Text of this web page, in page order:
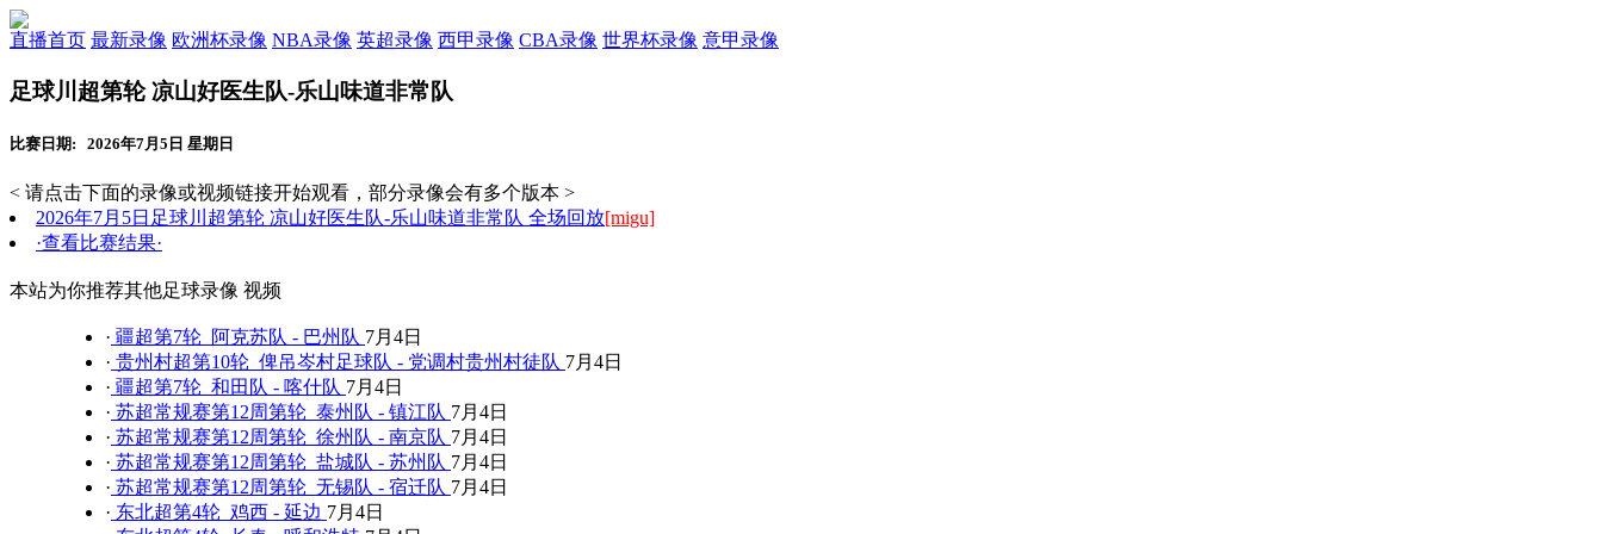
直播首页 最新录像 欧洲杯录像 NBA录像 英超录像 西甲录像 CBA录像 世界杯录像 意甲录像
足球川超第轮 凉山好医生队-乐山味道非常队
比赛日期: 2026年7月5日 星期日
< 请点击下面的录像或视频链接开始观看，部分录像会有多个版本 >
2026年7月5日足球川超第轮 凉山好医生队-乐山味道非常队 全场回放[migu]
·查看比赛结果·
本站为你推荐其他足球录像 视频
· 疆超第7轮 阿克苏队 - 巴州队 7月4日
· 贵州村超第10轮 俾吊岑村足球队 - 党调村贵州村徒队 7月4日
· 疆超第7轮 和田队 - 喀什队 7月4日
· 苏超常规赛第12周第轮 泰州队 - 镇江队 7月4日
· 苏超常规赛第12周第轮 徐州队 - 南京队 7月4日
· 苏超常规赛第12周第轮 盐城队 - 苏州队 7月4日
· 苏超常规赛第12周第轮 无锡队 - 宿迁队 7月4日
· 东北超第4轮 鸡西 - 延边 7月4日